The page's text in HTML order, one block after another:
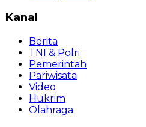
Kanal
Berita
TNI & Polri
Pemerintah
Pariwisata
Video
Hukrim
Olahraga